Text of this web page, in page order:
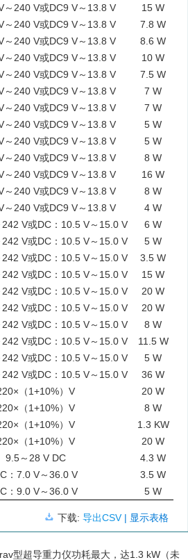
～240 V或DC9 V～13.8 V
15 W
～240 V或DC9 V～13.8 V
7.8 W
～240 V或DC9 V～13.8 V
8.6 W
～240 V或DC9 V～13.8 V
10 W
～240 V或DC9 V～13.8 V
7.5 W
～240 V或DC9 V～13.8 V
7 W
～240 V或DC9 V～13.8 V
7 W
～240 V或DC9 V～13.8 V
5 W
～240 V或DC9 V～13.8 V
5 W
～240 V或DC9 V～13.8 V
8 W
～240 V或DC9 V～13.8 V
16 W
～240 V或DC9 V～13.8 V
8 W
～240 V或DC9 V～13.8 V
4 W
V或DC：10.5 V～15.0 V
6 W
V或DC：10.5 V～15.0 V
5 W
V或DC：10.5 V～15.0 V
3.5 W
V或DC：10.5 V～15.0 V
15 W
V或DC：10.5 V～15.0 V
20 W
V或DC：10.5 V～15.0 V
20 W
V或DC：10.5 V～15.0 V
8 W
V或DC：10.5 V～15.0 V
11.5 W
V或DC：10.5 V～15.0 V
5 W
V或DC：10.5 V～15.0 V
36 W
（1+10%）V
20 W
（1+10%）V
8 W
（1+10%）V
1.3 KW
（1+10%）V
20 W
9.5～28 V DC
4.3 W
：7.0 V～36.0 V
3.5 W
：9.0 V～36.0 V 5 W
下载:导出CSV | 显示表格
型超导重力仪功耗最大，达1.3 kW（未